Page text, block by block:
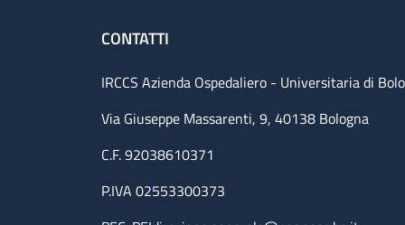
CONTATTI
IRCCS Azienda Ospedaliero - Universitaria di
Via Giuseppe Massarenti, 9, 40138 Bologna
C.F. 92038610371
P.IVA 02553300373